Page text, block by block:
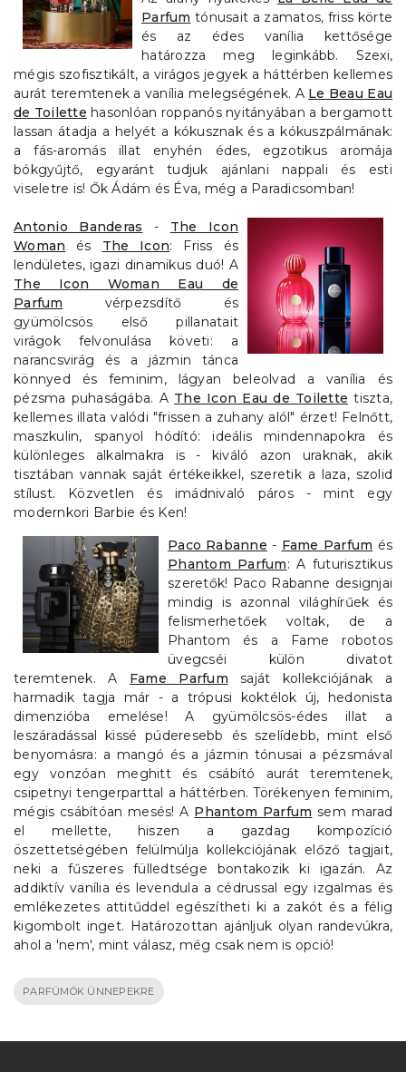
Parfum tónusait a zamatos, friss körte
és az édes vanília kettősége
határozza meg leginkább. Szexi,
mégis szofisztikált, a virágos jegyek a háttérben kellemes
aurát teremtenek a vanília melegségének. A Le Beau Eau
de Toilette hasonlóan roppanós nyitányában a bergamott
lassan átadja a helyét a kókusznak és a kókuszpálmának:
a fás-aromás illat enyhén édes, egzotikus aromája
bókgyűjtő, egyaránt tudjuk ajánlani nappali és esti
viseletre is! Ők Ádám és Éva, még a Paradicsomban!
Antonio Banderas - The Icon
Woman és The Icon: Friss és
lendületes, igazi dinamikus duó! A
The Icon Woman Eau de
Parfum vérpezsdítő és
gyümölcsös első pillanatait
virágok felvonulása követi: a
narancsvirág és a jázmin tánca
könnyed és feminim, lágyan beleolvad a vanília és
pézsma puhaságába. A The Icon Eau de Toilette tiszta,
kellemes illata valódi "frissen a zuhany alól" érzet! Felnőtt,
maszkulin, spanyol hódító: ideális mindennapokra és
különleges alkalmakra is - kiváló azon uraknak, akik
tisztában vannak saját értékeikkel, szeretik a laza, szolid
stílust. Közvetlen és imádnivaló páros - mint egy
modernkori Barbie és Ken!
Paco Rabanne - Fame Parfum és
Phantom Parfum: A futurisztikus
szeretők! Paco Rabanne designjai
mindig is azonnal világhírűek és
felismerhetőek voltak, de a
Phantom és a Fame robotos
üvegcséi külön divatot
teremtenek. A Fame Parfum saját kollekciójának a
harmadik tagja már - a trópusi koktélok új, hedonista
dimenzióba emelése! A gyümölcsös-édes illat a
leszáradással kissé púderesebb és szelídebb, mint első
benyomásra: a mangó és a jázmin tónusai a pézsmával
egy vonzóan meghitt és csábító aurát teremtenek,
csipetnyi tengerparttal a háttérben. Törékenyen feminim,
mégis csábítóan mesés! A Phantom Parfum sem marad
el mellette, hiszen a gazdag kompozíció
öszettetségében felülmúlja kollekciójának előző tagjait,
neki a fűszeres fülledtsége bontakozik ki igazán. Az
addiktív vanília és levendula a cédrussal egy izgalmas és
emlékezetes attitűddel egészítheti ki a zakót és a félig
kigombolt inget. Határozottan ajánljuk olyan randevúkra,
ahol a 'nem', mint válasz, még csak nem is opció!
PARFÜMÖK ÜNNEPEKRE